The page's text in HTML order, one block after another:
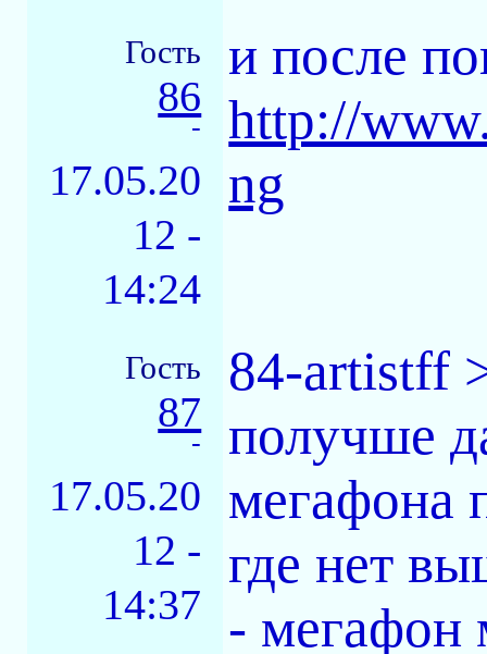
Гость
86
-
17.05.20
12 -
14:24
и после
http://
ng
Гость
87
-
17.05.20
12 -
14:37
84-artistff
получше
мегафона
где нет
- мегафон